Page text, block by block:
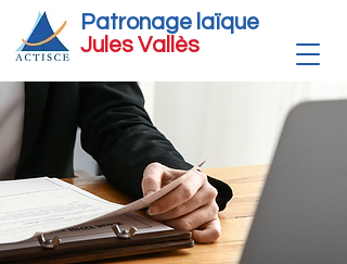
Patronage laïque
Jules Vallès